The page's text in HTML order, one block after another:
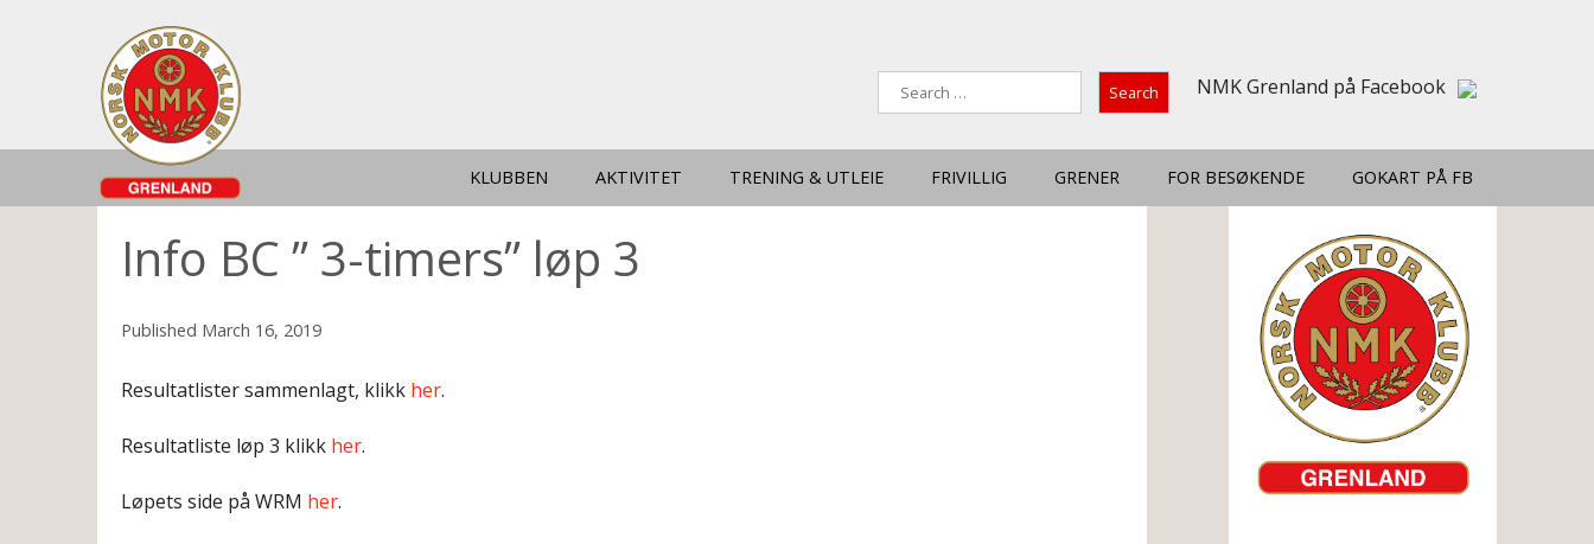
NMK Grenland på Facebook
KLUBBEN AKTIVITET TRENING & UTLEIE FRIVILLIG GRENER FOR BESØKENDE GOKART PÅ FB
Info BC ” 3-timers” løp 3
Published March 16, 2019
Resultatlister sammenlagt, klikk her.
Resultatliste løp 3 klikk her.
Løpets side på WRM her.